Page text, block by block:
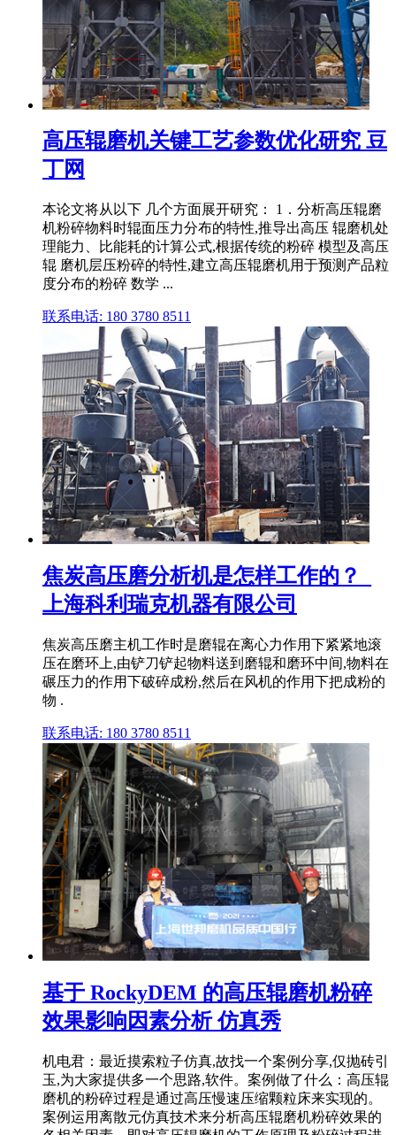
高压辊磨机关键工艺参数优化研究 豆
丁网
本论文将从以下 几个方面展开研究： 1．分析高压辊磨
机粉碎物料时辊面压力分布的特性,推导出高压 辊磨机处
理能力、比能耗的计算公式,根据传统的粉碎 模型及高压
辊 磨机层压粉碎的特性,建立高压辊磨机用于预测产品粒
度分布的粉碎 数学 ...
联系电话: 180 3780 8511
焦炭高压磨分析机是怎样工作的？_
上海科利瑞克机器有限公司
焦炭高压磨主机工作时是磨辊在离心力作用下紧紧地滚
压在磨环上,由铲刀铲起物料送到磨辊和磨环中间,物料在
碾压力的作用下破碎成粉,然后在风机的作用下把成粉的
物 .
联系电话: 180 3780 8511
基于 RockyDEM 的高压辊磨机粉碎
效果影响因素分析 仿真秀
机电君：最近摸索粒子仿真,故找一个案例分享,仅抛砖引
玉,为大家提供多一个思路,软件。案例做了什么：高压辊
磨机的粉碎过程是通过高压慢速压缩颗粒床来实现的。
案例运用离散元仿真技术来分析高压辊磨机粉碎效果的